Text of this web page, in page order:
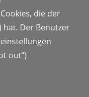
die der
hat. Der Benutzer
out“)